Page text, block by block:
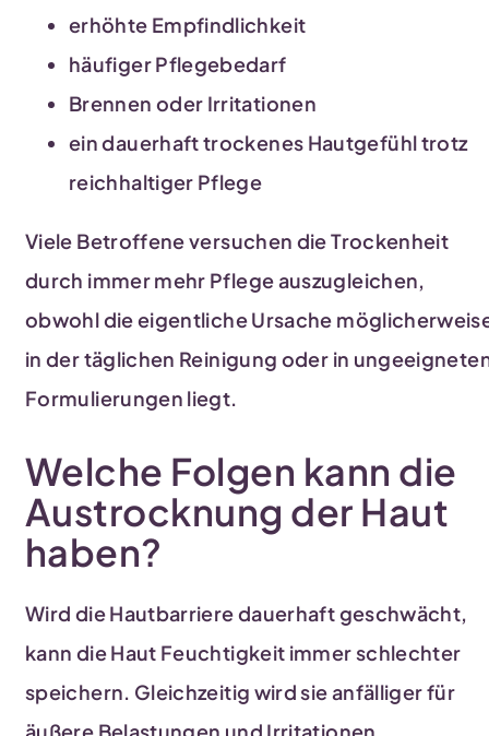
erhöhte Empfindlichkeit
häufiger Pflegebedarf
Brennen oder Irritationen
ein dauerhaft trockenes Hautgefühl trotz
reichhaltiger Pflege
Viele Betroffene versuchen die Trockenheit
durch immer mehr Pflege auszugleichen,
obwohl die eigentliche Ursache
in der täglichen Reinigung oder in
Formulierungen liegt.
Welche Folgen kann die
Austrocknung der Haut
haben?
Wird die Hautbarriere dauerhaft geschwächt,
kann die Haut Feuchtigkeit immer schlechter
speichern. Gleichzeitig wird sie anfälliger für